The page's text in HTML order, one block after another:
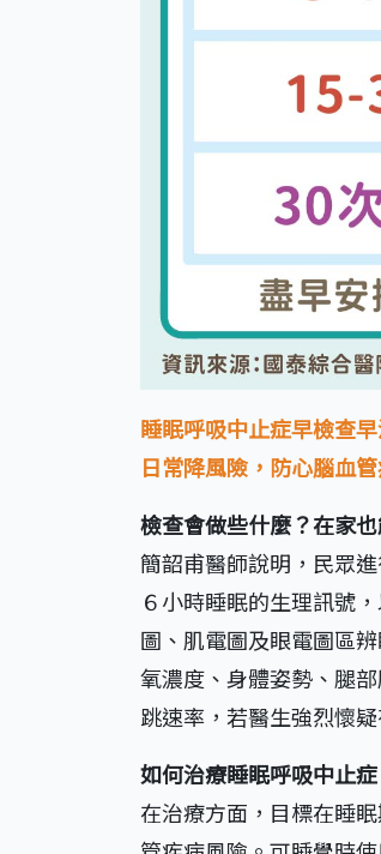
睡眠呼吸中止症早檢查
日常降風險，防心腦血管
檢查會做些什麼？在家
簡韶甫醫師說明，民眾
６小時睡眠的生理訊號
圖、肌電圖及眼電圖區
氧濃度、身體姿勢、腿
跳速率，若醫生強烈懷
如何治療睡眠呼吸中止症
在治療方面，目標在睡